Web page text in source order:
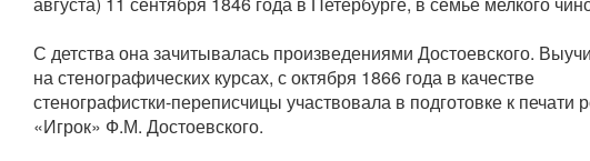
С детства она зачитывалась произведениями Достоевского.
на стенографических курсах, с октября 1866 года в качестве
стенографистки-переписчицы участвовала в подготовке к печати
«Игрок» Ф.М. Достоевского.